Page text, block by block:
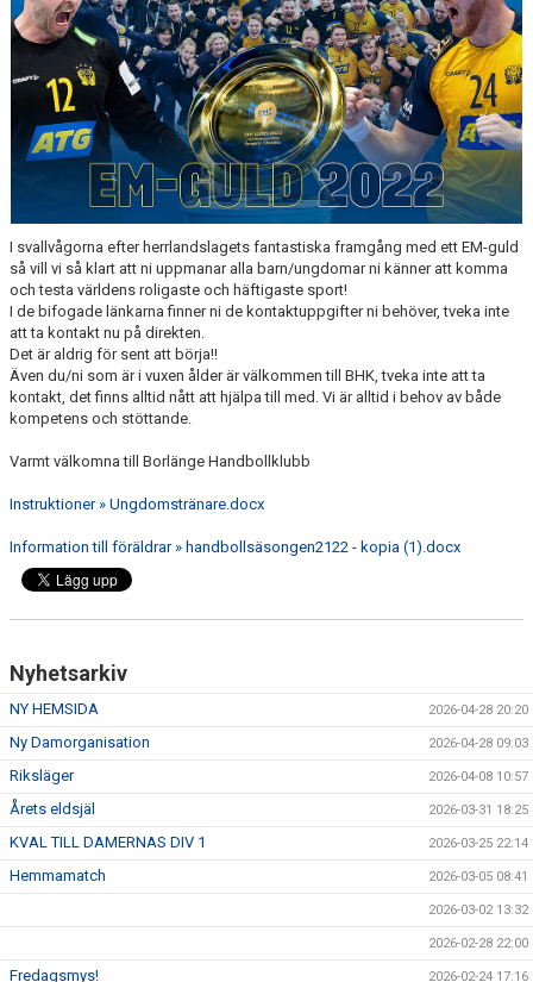
VÅRA LAG/TRÄNARE
MATCHER
MEDLEMS INFO
UNGDOMSKOMMITTÉN
I svallvågorna efter herrlandslagets fantastiska framgång med ett EM-guld
så vill vi så klart att ni uppmanar alla barn/ungdomar ni känner att komma
och testa världens roligaste och häftigaste sport!
I de bifogade länkarna finner ni de kontaktuppgifter ni behöver, tveka inte
att ta kontakt nu på direkten.
Det är aldrig för sent att börja!!
Även du/ni som är i vuxen ålder är välkommen till BHK, tveka inte att ta
kontakt, det finns alltid nått att hjälpa till med. Vi är alltid i behov av både
kompetens och stöttande.
Varmt välkomna till Borlänge Handbollklubb
Instruktioner » Ungdomstränare.docx
Information till föräldrar » handbollsäsongen2122 - kopia (1).docx
Nyhetsarkiv
NY HEMSIDA 2026-04-28 20:20
Ny Damorganisation 2026-04-28 09:03
Riksläger 2026-04-08 10:57
Årets eldsjäl 2026-03-31 18:25
KVAL TILL DAMERNAS DIV 1 2026-03-25 22:14
Hemmamatch 2026-03-05 08:41
2026-03-02 13:32
2026-02-28 22:00
Fredagsmys! 2026-02-24 17:16